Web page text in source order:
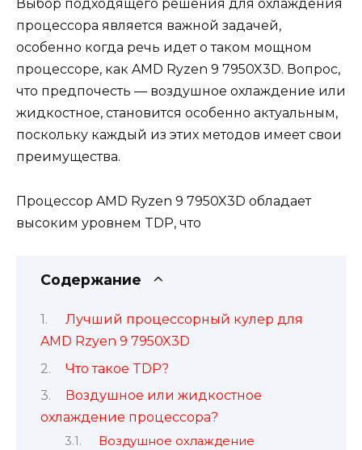
Выбор подходящего решения для охлаждения
процессора является важной задачей,
особенно когда речь идет о таком мощном
процессоре, как AMD Ryzen 9 7950X3D. Вопрос,
что предпочесть — воздушное охлаждение или
жидкостное, становится особенно актуальным,
поскольку каждый из этих методов имеет свои
преимущества.
Процессор AMD Ryzen 9 7950X3D обладает
высоким уровнем TDP, что
Содержание
Лучший процессорный кулер для
AMD Rzyen 9 7950X3D
Что такое TDP?
Воздушное или жидкостное
охлаждение процессора?
Воздушное охлаждение